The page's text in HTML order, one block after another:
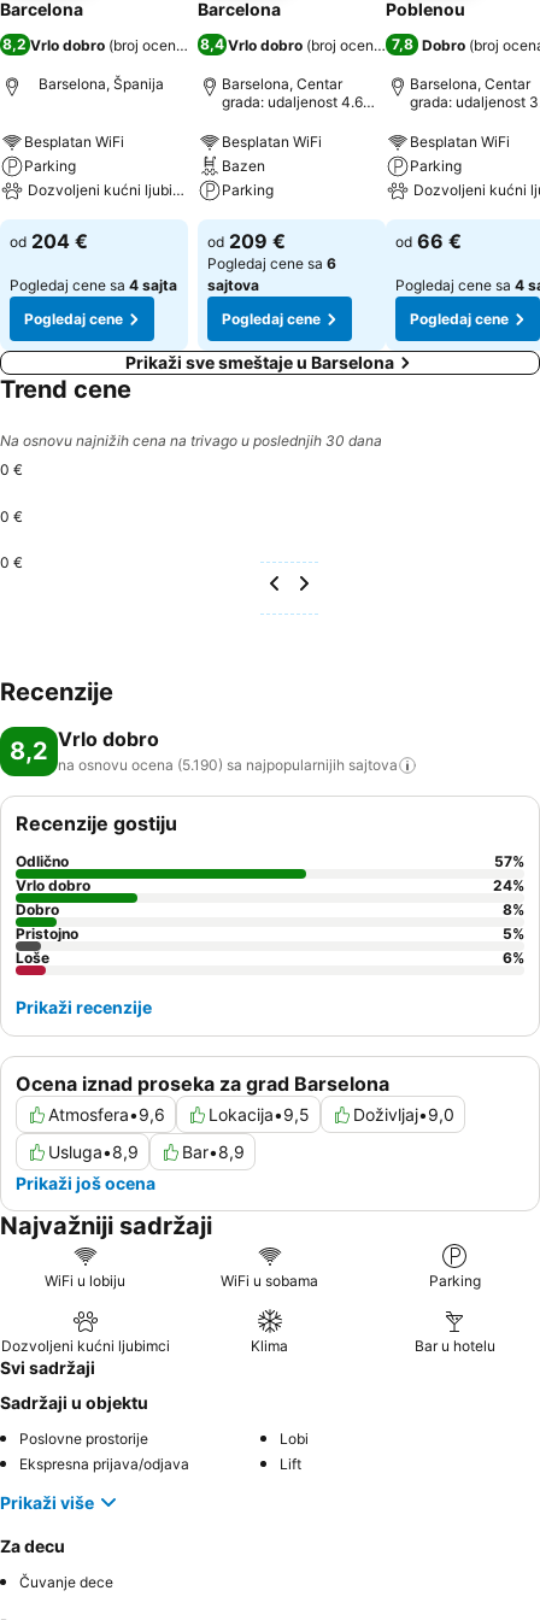
Barcelona
8,2 Vrlo dobro (broj ocena: 5.190)
Barselona, Španija
Besplatan WiFi
Parking
Dozvoljeni kućni ljubimci
od 204 €
Pogledaj cene sa 4 sajta
Pogledaj cene
Barcelona
8,4 Vrlo dobro (broj ocena: 12.264)
Barselona, Centar
grada: udaljenost 4.6
Besplatan WiFi
Bazen
Parking
od 209 €
Pogledaj cene sa 6
sajtova
Pogledaj cene
Poblenou
7,8 Dobro (broj
Barselona, Centar
grada: udaljenost
Besplatan WiFi
Parking
Dozvoljeni kućni
od 66 €
Pogledaj cene sa 4
Pogledaj cene
Prikaži sve smeštaje u Barselona
Trend cene
Na osnovu najnižih cena na trivago u poslednjih 30 dana
0 €
0 €
0 €
Recenzije
8,2 Vrlo dobro
na osnovu ocena (5.190) sa najpopularnijih sajtova
Ocena iznad proseka za grad Barselona
Atmosfera•9,6 Lokacija•9,5 Doživljaj•9,0
Usluga•8,9 Bar•8,9
Prikaži još ocena
Recenzije gostiju
Odlično 57%
Vrlo dobro
24%
Dobro
8%
Pristojno
5%
Loše
6%
Prikaži recenzije
Najvažniji sadržaji
WiFi u lobiju WiFi u sobama Parking
Dozvoljeni kućni ljubimci Klima Bar u hotelu
Svi sadržaji
Sadržaji u objektu
Poslovne prostorije
Lobi
Ekspresna prijava/odjava
Lift
Prikaži više
Za decu
Čuvanje dece